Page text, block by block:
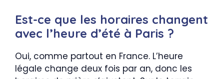
Est-ce que les horaires changent
avec l’heure d’été à Paris ?
Oui, comme partout en France. L’heure
légale change deux fois par an, donc les